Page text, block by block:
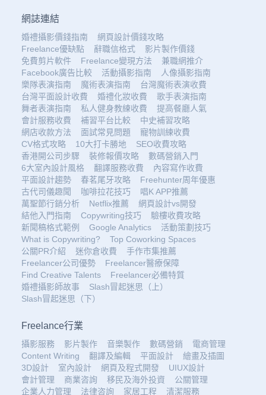
網誌連結
婚禮攝影價錢指南
網頁設計價錢攻略
Freelance優缺點
辭職信格式
影片製作價錢
免費剪片軟件
Freelance變現方法
兼職網推介
Facebook廣告比較
活動攝影指南
人像攝影指南
樂隊表演指南
魔術表演指南
台灣魔術表演收費
台灣平面設計收費
婚禮化妝收費
歌手表演指南
舞者表演指南
私人健身教練收費
提高餐廳人氣
會計服務收費
補習平台比較
中史補習攻略
網店收款方法
面試常見問題
寵物訓練收費
CV格式攻略
10大打卡勝地
SEO收費攻略
香港開公司步驟
裝修報價攻略
數碼營銷入門
6大室內設計風格
翻譯服務收費
內容寫作收費
平面設計趨勢
春茗尾牙攻略
Freehunter周年優惠
古代司儀趣聞
咖啡拉花技巧
唱K APP推薦
萬聖節行銷分析
Netflix推薦
網頁設計vs開發
結他入門指南
Copywriting技巧
驗樓收費攻略
新聞稿格式範例
Google Analytics
活動策劃技巧
What is Copywriting?
Top Coworking Spaces
公關PR介紹
迷你倉收費
手作市集推薦
Freelancer公司優勢
Freelancer醫療保障
Find Creative Talents
Freelancer必備特質
婚禮攝影師故事
Slash冒起迷思（上）
Slash冒起迷思（下）
Freelance行業
攝影服務 影片製作 音樂製作 數碼營銷
電商管理
Content Writing
翻譯及編輯 平面設計
繪畫及插圖
3D設計
室內設計 網頁及程式開發
UIUX設計
會計管理
商業咨詢 移民及海外投資
公關管理
企業人力管理
法律咨詢 家居工程 清潔服務